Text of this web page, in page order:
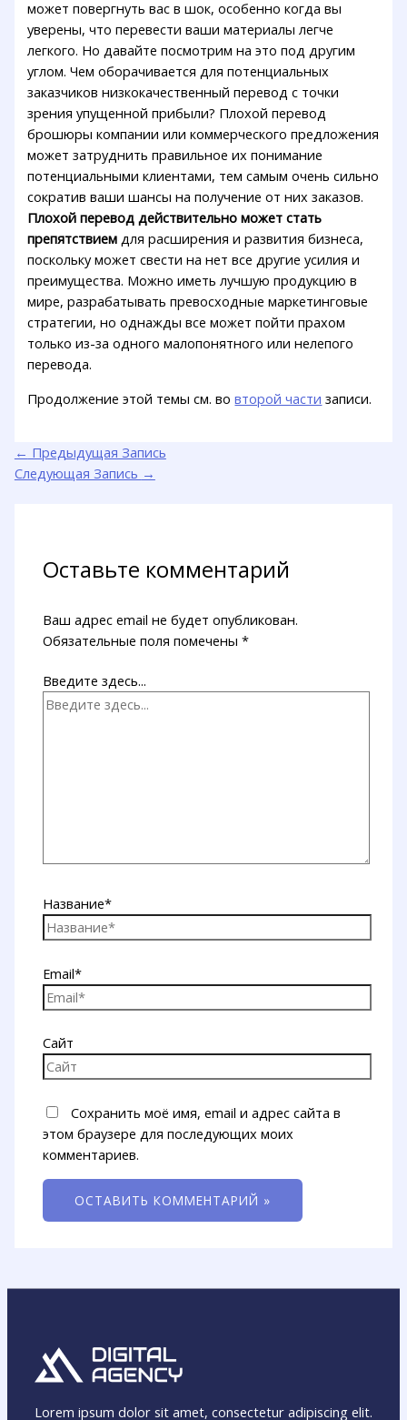
может повергнуть вас в шок, особенно когда вы
уверены, что перевести ваши материалы легче
легкого. Но давайте посмотрим на это под другим
углом. Чем оборачивается для потенциальных
заказчиков низкокачественный перевод с точки
зрения упущенной прибыли? Плохой перевод
брошюры компании или коммерческого предложения
может затруднить правильное их понимание
потенциальными клиентами, тем самым очень сильно
сократив ваши шансы на получение от них заказов.
Плохой перевод действительно может стать
препятствием для расширения и развития бизнеса,
поскольку может свести на нет все другие усилия и
преимущества. Можно иметь лучшую продукцию в
мире, разрабатывать превосходные маркетинговые
стратегии, но однажды все может пойти прахом
только из-за одного малопонятного или нелепого
перевода.
Продолжение этой темы см. вовторой части записи.
← Предыдущая Запись
Следующая Запись →
Оставьте комментарий
Ваш адрес email не будет опубликован.
Обязательные поля помечены*
Введите здесь...
Название*
Email*
Сайт
Сохранить моё имя, email и адрес сайта в
этом браузере для последующих моих
комментариев.
Lorem ipsum dolor sit amet, consectetur adipiscing elit.